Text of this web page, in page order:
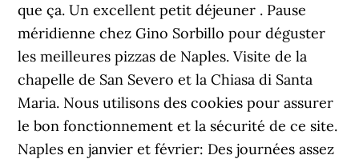
que ça. Un excellent petit déjeuner . Pause
méridienne chez Gino Sorbillo pour déguster
les meilleures pizzas de Naples. Visite de la
chapelle de San Severo et la Chiasa di Santa
Maria. Nous utilisons des cookies pour assurer
le bon fonctionnement et la sécurité de ce site.
Naples en janvier et février: Des journées assez